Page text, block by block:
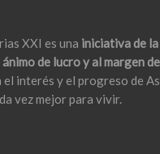
XXI es una iniciativa de
de lucro y al margen
el interés y el progreso de
vez mejor para vivir.